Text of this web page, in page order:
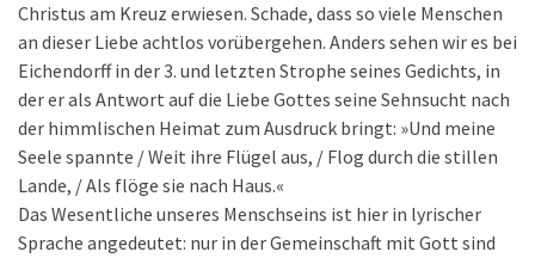
Christus am Kreuz erwiesen. Schade, dass so viele Menschen
an dieser Liebe achtlos vorübergehen. Anders sehen wir es bei
Eichendorff in der 3. und letzten Strophe seines Gedichts, in
der er als Antwort auf die Liebe Gottes seine Sehnsucht nach
der himmlischen Heimat zum Ausdruck bringt: »Und meine
Seele spannte / Weit ihre Flügel aus, / Flog durch die stillen
Lande, / Als flöge sie nach Haus.«
Das Wesentliche unseres Menschseins ist hier in lyrischer
Sprache angedeutet: nur in der Gemeinschaft mit Gott sind